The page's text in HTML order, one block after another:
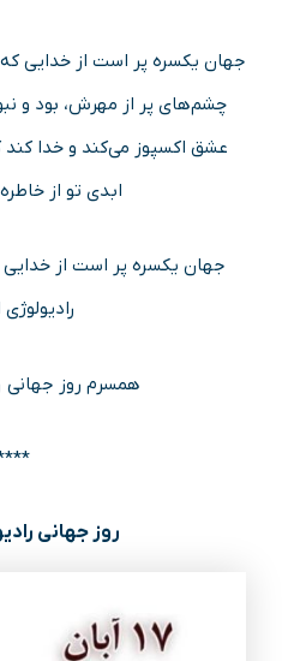
جهان یکسره پر است از خدایی
چشم‌های پر از مهرش، بود و
عشق اکسپوز می‌کند و خدا کند
ابدی تو از
جهان یکسره پر است از
همسرم روز جهانی
روز جهانی